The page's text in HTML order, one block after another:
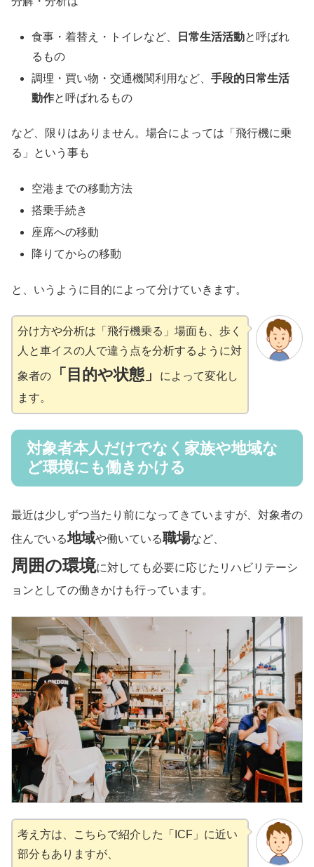
食事・着替え・トイレなど、 日常生活活動と呼ばれ
るもの
調理・買い物・交通機関利用など、手段的日常生活
動作と呼ばれるもの
など、限りはありません。場合によっては「飛行機に乗
る」という事も
空港までの移動方法
搭乗手続き
座席への移動
降りてからの移動
と、いうように目的によって分けていきます。
分け方や分析は「飛行機乗る」場面も、歩く
人と車イスの人で違う点を分析するように対
象者の 「目的や状態」
によって変化し
ます。
対象者本人だけでなく家族や地域な
ど環境にも働きかける
最近は少しずつ当たり前になってきていますが、対象者の
住んでいる地域や働いている職場など、
周囲の環境に対しても必要に応じたリハビリテーシ
ョンとしての働きかけも行っています。
考え方は、こちらで紹介した「ICF」に近い
部分もありますが、